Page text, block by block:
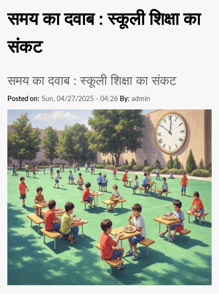
समय का दवाब : स्कूली शिक्षा का
संकट
समय का दवाब : स्कूली शिक्षा का संकट
Posted on: Sun, 04/27/2025 - 04:26 By: admin